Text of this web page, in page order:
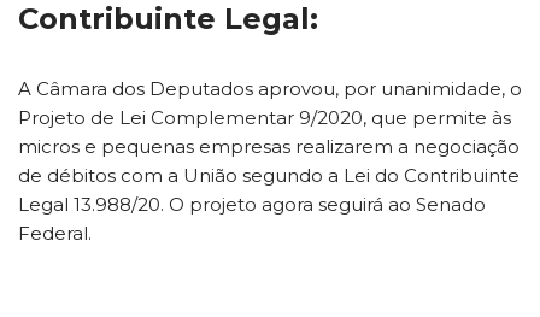
Contribuinte Legal:
A Câmara dos Deputados aprovou, por unanimidade, o
Projeto de Lei Complementar 9/2020, que permite às
micros e pequenas empresas realizarem a negociação
de débitos com a União segundo a Lei do Contribuinte
Legal 13.988/20. O projeto agora seguirá ao Senado
Federal.